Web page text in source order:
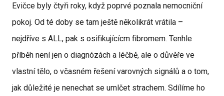
Evičce byly čtyři roky, když poprvé poznala nemocniční
pokoj. Od té doby se tam ještě několikrát vrátila –
nejdříve s ALL, pak s osifikujícícm fibromem. Tenhle
příběh není jen o diagnózách a léčbě, ale o důvěře ve
vlastní tělo, o včasném řešení varovných signálů a o tom,
jak důležité je nenechat se umlčet strachem. Sdílíme ho